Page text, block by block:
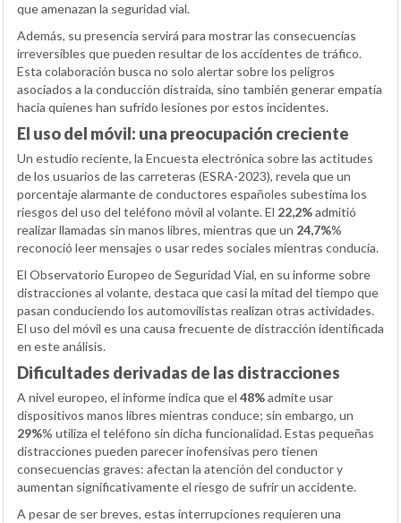
que amenazan la seguridad vial.
Además, su presencia servirá para mostrar las consecuencias
irreversibles que pueden resultar de los accidentes de tráfico.
Esta colaboración busca no solo alertar sobre los peligros
asociados a la conducción distraída, sino también generar empatía
hacia quienes han sufrido lesiones por estos incidentes.
El uso del móvil: una preocupación creciente
Un estudio reciente, la Encuesta electrónica sobre las actitudes
de los usuarios de las carreteras (ESRA-2023), revela que un
porcentaje alarmante de conductores españoles subestima los
riesgos del uso del teléfono móvil al volante. El 22,2%admitió
realizar llamadas sin manos libres, mientras que un 24,7%%
reconoció leer mensajes o usar redes sociales mientras conducía.
El Observatorio Europeo de Seguridad Vial, en su informe sobre
distracciones al volante, destaca que casi la mitad del tiempo que
pasan conduciendo los automovilistas realizan otras actividades.
El uso del móvil es una causa frecuente de distracción identificada
en este análisis.
Dificultades derivadas de las distracciones
A nivel europeo, el informe indica que el 48%admite usar
dispositivos manos libres mientras conduce; sin embargo, un
29%% utiliza el teléfono sin dicha funcionalidad. Estas pequeñas
distracciones pueden parecer inofensivas pero tienen
consecuencias graves: afectan la atención del conductor y
aumentan significativamente el riesgo de sufrir un accidente.
A pesar de ser breves, estas interrupciones requieren una